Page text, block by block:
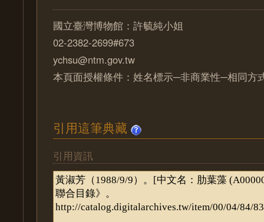
國立臺灣博物館：許毓純小姐
02-2382-2699#673
ychsu@ntm.gov.tw
本頁面授權條件：姓名標示─非商業性─相同方
引用這筆典藏
引用資訊